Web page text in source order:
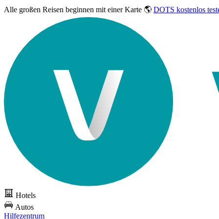
Alle großen Reisen beginnen mit einer Karte 🌎 DOTS kostenlos
Hotels
Autos
Hilfezentrum